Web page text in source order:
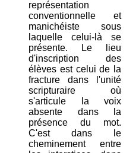
représentation
conventionnelle et
manichéiste sous
laquelle celui-là se
présente. Le lieu
d'inscription des
élèves est celui de la
fracture dans l'unité
scripturaire où
s'articule la voix
absente dans la
présence du mot.
C'est dans le
cheminement entre